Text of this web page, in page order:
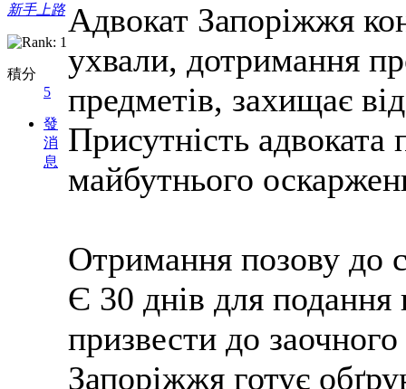
新手上路
積分
5
發
消
息
Адвокат Запоріжжя
ухвали, дотримання
предметів, захищає
Присутність
майбутнього
Отримання позову до
Є 30 днів для подання
призвести до
Запоріжжя готує